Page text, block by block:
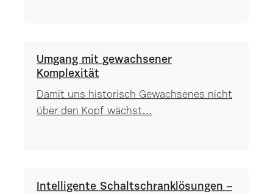
Umgang mit gewachsener
Komplexität
Damit uns historisch Gewachsenes nicht
über den Kopf wächst…
Intelligente Schaltschranklösungen –